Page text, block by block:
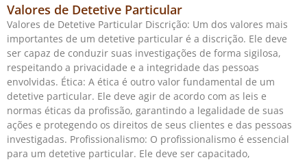
Valores de Detetive Particular
Valores de Detetive Particular Discrição: Um dos valores mais
importantes de um detetive particular é a discrição. Ele deve
ser capaz de conduzir suas investigações de forma sigilosa,
respeitando a privacidade e a integridade das pessoas
envolvidas. Ética: A ética é outro valor fundamental de um
detetive particular. Ele deve agir de acordo com as leis e
normas éticas da profissão, garantindo a legalidade de suas
ações e protegendo os direitos de seus clientes e das pessoas
investigadas. Profissionalismo: O profissionalismo é essencial
para um detetive particular. Ele deve ser capacitado,